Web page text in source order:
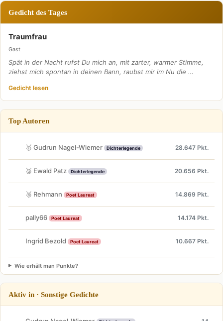
Gedicht des Tages
Traumfrau
Gast
Spät in der Nacht rufst Du mich an, mit zarter, warmer Stimme,
ziehst mich spontan in deinen Bann, raubst mir im Nu die …
Gedicht lesen
Top Autoren
🥇 Gudrun Nagel-Wiemer Dichterlegende 28.647 Pkt.
🥈 Ewald Patz Dichterlegende 20.656 Pkt.
🥉 Rehmann Poet Laureat 14.869 Pkt.
pally66 Poet Laureat 14.174 Pkt.
Ingrid Bezold Poet Laureat 10.667 Pkt.
Wie erhält man Punkte?
Aktiv in · Sonstige Gedichte